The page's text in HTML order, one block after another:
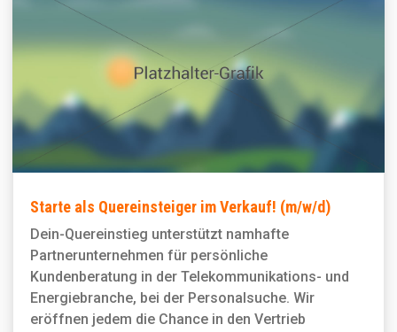
Starte als Quereinsteiger im Verkauf! (m/w/d)
Dein-Quereinstieg unterstützt namhafte
Partnerunternehmen für persönliche
Kundenberatung in der Telekommunikations- und
Energiebranche, bei der Personal­suche. Wir
eröffnen jedem die Chance in den Vertrieb